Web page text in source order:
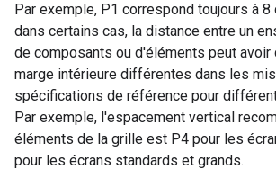
Par exemple, P1 correspond toujours à 8
dans certains cas, la distance entre un
de composants ou d'éléments peut avoir
marge intérieure différentes dans les
spécifications de référence pour
Par exemple, l'espacement vertical
éléments de la grille est P4 pour les
pour les écrans standards et grands.